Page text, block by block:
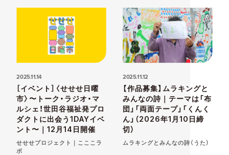
2025.11.14
［イベント］〈せせせ日曜
市〉〜トーク・ラジオ・マ
ルシェ！世田谷福祉発プロ
ダクトに出会う1DAYイベ
ント〜｜12月14日開催
せせせプロジェクト｜こここラ
ボ
2025.11.12
【作品募集】ムラキングと
みんなの詩｜テーマは「布
団」「両面テープ」「くんく
ん」（2026年1月10日締
切）
ムラキングとみんなの詩（うた）